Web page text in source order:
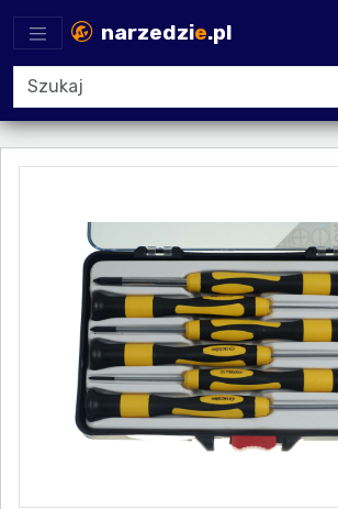
narzedzie.pl